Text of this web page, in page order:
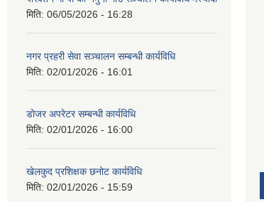
मिति: 06/05/2026 - 16:28
नगर प्रहरी सेवा सञ्चालन सम्बन्धी कार्यविधि
मिति: 02/01/2026 - 16:01
डोजर अपरेटर सम्बन्धी कार्यविधि
मिति: 02/01/2026 - 16:00
खेलकुद प्रशिक्षक छनोट कार्यविधि
मिति: 02/01/2026 - 15:59